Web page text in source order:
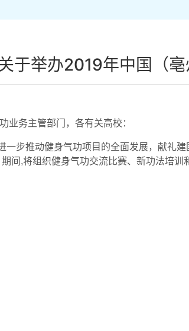
于举办2019年中国（
业务主管部门，各有关高校：
步推动健身气功项目的全面发展，献礼
间 ,将组织健身气功交流比赛、新功法培训